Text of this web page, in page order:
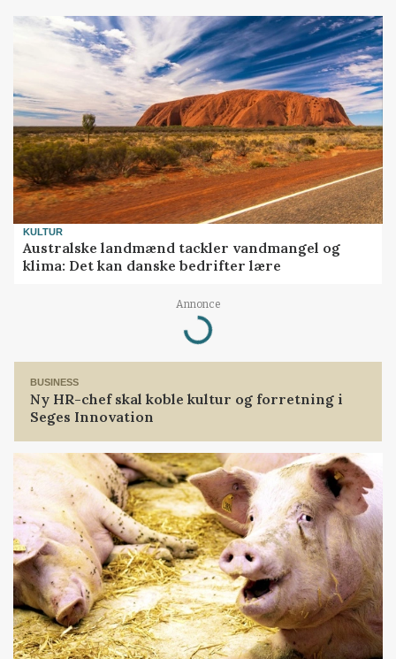
KULTUR
Australske landmænd tackler vandmangel og
klima: Det kan danske bedrifter lære
Annonce
Loading...
BUSINESS
Ny HR-chef skal koble kultur og forretning i
Seges Innovation